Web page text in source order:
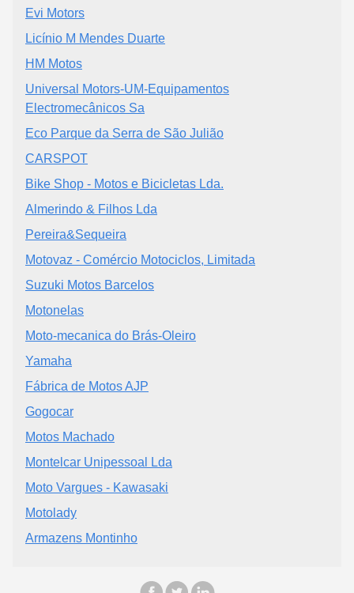
Evi Motors
Licínio M Mendes Duarte
HM Motos
Universal Motors-UM-Equipamentos
Electromecânicos Sa
Eco Parque da Serra de São Julião
CARSPOT
Bike Shop - Motos e Bicicletas Lda.
Almerindo & Filhos Lda
Pereira&Sequeira
Motovaz - Comércio Motociclos, Limitada
Suzuki Motos Barcelos
Motonelas
Moto-mecanica do Brás-Oleiro
Yamaha
Fábrica de Motos AJP
Gogocar
Motos Machado
Montelcar Unipessoal Lda
Moto Vargues - Kawasaki
Motolady
Armazens Montinho